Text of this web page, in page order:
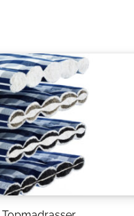
hele natten.
frit gennem dynen,
klumper ikke sammen,
og blødhed i